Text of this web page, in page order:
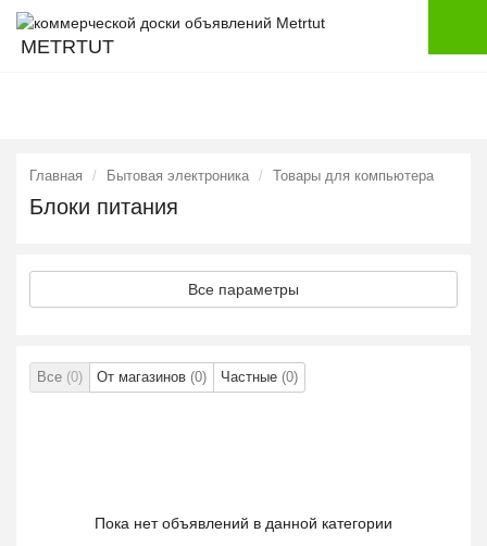
METRTUT
Главная Бытовая электроника Товары для компьютера
Блоки питания
Все параметры
Все (0) От магазинов (0) Частные (0)
Пока нет объявлений в данной категории